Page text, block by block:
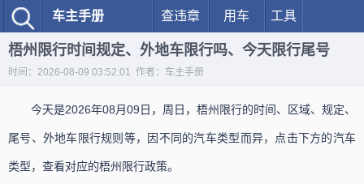
车主手册 查违章 用车 工具
梧州限行时间规定、外地车限行吗、今天限行尾号
时间：2026-08-09 03:52:01 作者：车主手册
今天是2026年08月09日，周日，梧州限行的时间、区域、规定、
尾号、外地车限行规则等，因不同的汽车类型而异，点击下方的汽车
类型，查看对应的梧州限行政策。